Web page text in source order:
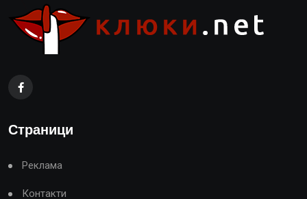
Страници
Реклама
Контакти